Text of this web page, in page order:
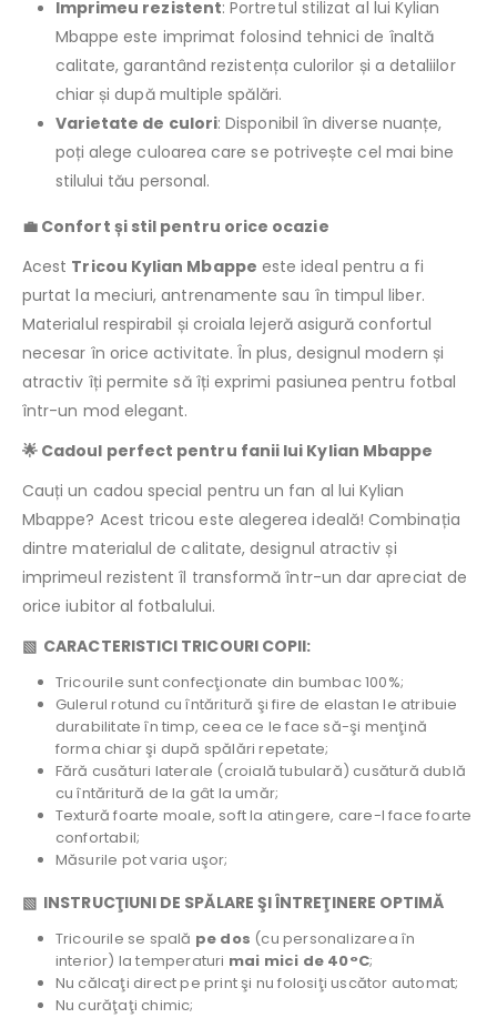
Imprimeu rezistent: Portretul stilizat al lui Kylian
Mbappe este imprimat folosind tehnici de înaltă
calitate, garantând rezistența culorilor și a detaliilor
chiar și după multiple spălări.
Varietate de culori: Disponibil în diverse nuanțe,
poți alege culoarea care se potrivește cel mai bine
stilului tău personal.
💼 Confort și stil pentru orice ocazie
Acest Tricou Kylian Mbappe este ideal pentru a fi
purtat la meciuri, antrenamente sau în timpul liber.
Materialul respirabil și croiala lejeră asigură confortul
necesar în orice activitate. În plus, designul modern și
atractiv îți permite să îți exprimi pasiunea pentru fotbal
într-un mod elegant.
🌟 Cadoul perfect pentru fanii lui Kylian Mbappe
Cauți un cadou special pentru un fan al lui Kylian
Mbappe? Acest tricou este alegerea ideală! Combinația
dintre materialul de calitate, designul atractiv și
imprimeul rezistent îl transformă într-un dar apreciat de
orice iubitor al fotbalului.
▧ CARACTERISTICI TRICOURI COPII:
Tricourile sunt confecţionate din bumbac 100%;
Gulerul rotund cu întăritură şi fire de elastan le atribuie
durabilitate în timp, ceea ce le face să-şi menţină
forma chiar şi după spălări repetate;
Fără cusături laterale (croială tubulară) cusătură dublă
cu întăritură de la gât la umăr;
Textură foarte moale, soft la atingere, care-l face foarte
confortabil;
Măsurile pot varia uşor;
▧ INSTRUCŢIUNI DE SPĂLARE ŞI ÎNTREŢINERE OPTIMĂ
Tricourile se spală pe dos (cu personalizarea în
interior) la temperaturi mai mici de 40°C;
Nu călcaţi direct pe print şi nu folosiţi uscător automat;
Nu curăţaţi chimic;